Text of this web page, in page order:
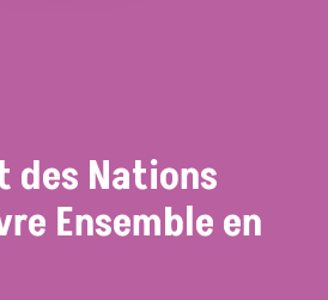
des Nations
Ensemble en